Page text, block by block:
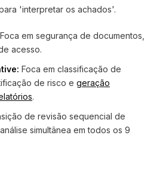
'interpretar os achados'.
Foca em segurança de documentos,
acesso.
Foca em classificação de
de risco e geração
.
de revisão sequencial de
simultânea em todos os 9